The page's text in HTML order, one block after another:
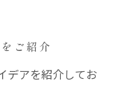
ご紹介
デアを紹介してお